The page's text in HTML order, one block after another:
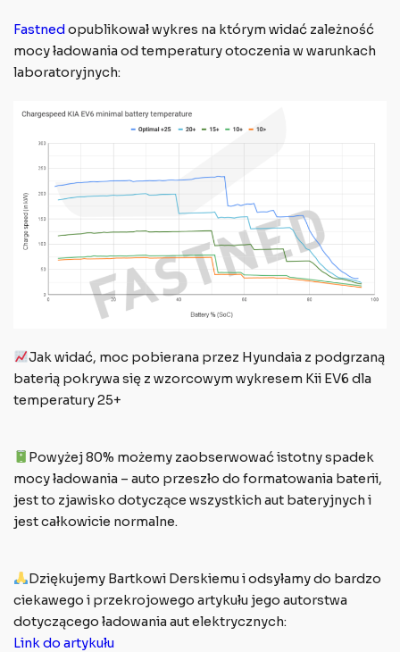
Fastnedopublikował wykres na którym widać zależność
mocy ładowania od temperatury otoczenia w warunkach
laboratoryjnych:
Jak widać, moc pobierana przez Hyundaia z podgrzaną
baterią pokrywa się z wzorcowym wykresem Kii EV6 dla
temperatury 25+
Powyżej 80% możemy zaobserwować istotny spadek
mocy ładowania – auto przeszło do formatowania baterii,
jest to zjawisko dotyczące wszystkich aut bateryjnych i
jest całkowicie normalne.
Dziękujemy Bartkowi Derskiemu i odsyłamy do bardzo
ciekawego i przekrojowego artykułu jego autorstwa
dotyczącego ładowania aut elektrycznych:
Link do artykułu